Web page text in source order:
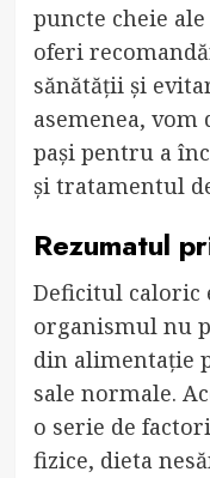
puncte cheie
oferi
sănătății și
asemenea,
pași pentru a
și tratamentul
Rezumatul
Deficitul caloric
organismul nu
din alimentație
sale normale.
o serie de
fizice, dieta